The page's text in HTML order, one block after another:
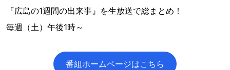
『広島の1週間の出来事』を生放送で総まとめ！
毎週（土）午後1時～
番組ホームページはこちら